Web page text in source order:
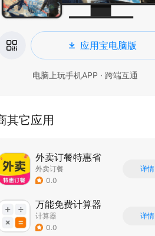
应用宝电脑版
电脑上玩手机APP · 跨端互通
其它应用
外卖订餐特惠省
外卖订餐
0.0
详情
万能免费计算器
计算器
0.0
详情